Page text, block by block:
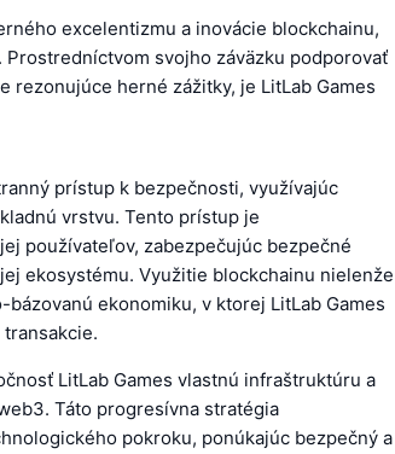
excelentizmu a inovácie blockchainu,
svojho záväzku podporovať
rezonujúce herné zážitky, je LitLab Games
prístup k bezpečnosti, využívajúc
vrstvu. Tento prístup je
používateľov, zabezpečujúc bezpečné
ekosystému. Využitie blockchainu nielenže
ekonomiku, v ktorej LitLab Games
LitLab Games vlastnú infraštruktúru a
Táto progresívna stratégia
pokroku, ponúkajúc bezpečný a